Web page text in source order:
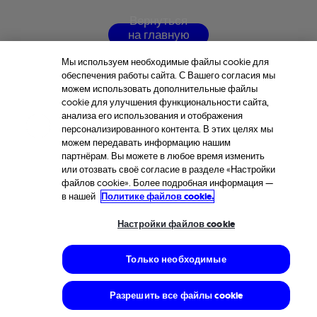
Вернуться
на главную
Мы используем необходимые файлы cookie для
обеспечения работы сайта. С Вашего согласия мы
можем использовать дополнительные файлы
cookie для улучшения функциональности сайта,
анализа его использования и отображения
персонализированного контента. В этих целях мы
можем передавать информацию нашим
партнёрам. Вы можете в любое время изменить
или отозвать своё согласие в разделе «Настройки
файлов cookie». Более подробная информация —
в нашей Политике файлов cookie.
Настройки файлов cookie
Только необходимые
Разрешить все файлы cookie